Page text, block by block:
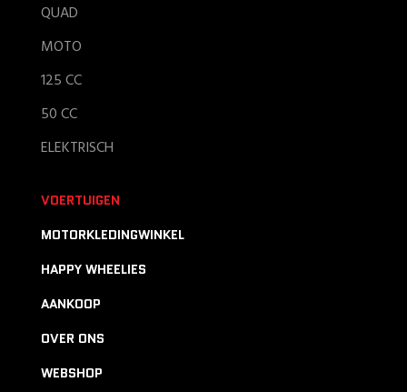
QUAD
MOTO
125 CC
50 CC
ELEKTRISCH
VOERTUIGEN
MOTORKLEDINGWINKEL
HAPPY WHEELIES
AANKOOP
OVER ONS
WEBSHOP